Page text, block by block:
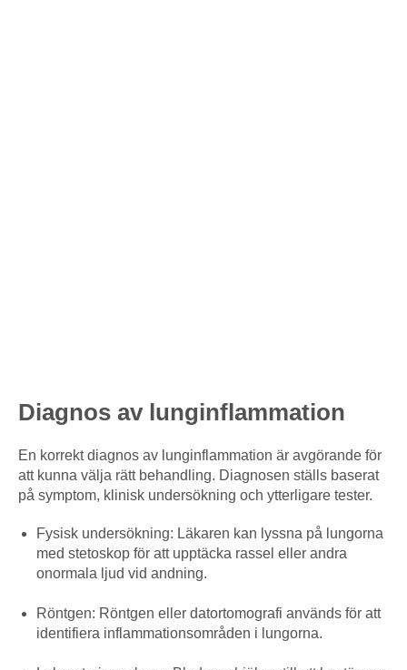
Diagnos av lunginflammation
En korrekt diagnos av lunginflammation är avgörande för
att kunna välja rätt behandling. Diagnosen ställs baserat
på symptom, klinisk undersökning och ytterligare tester.
Fysisk undersökning: Läkaren kan lyssna på lungorna
med stetoskop för att upptäcka rassel eller andra
onormala ljud vid andning.
Röntgen: Röntgen eller datortomografi används för att
identifiera inflammationsområden i lungorna.